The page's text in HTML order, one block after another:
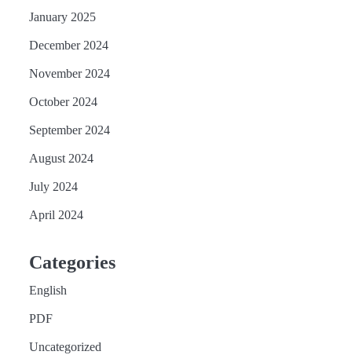
January 2025
December 2024
November 2024
October 2024
September 2024
August 2024
July 2024
April 2024
Categories
English
PDF
Uncategorized